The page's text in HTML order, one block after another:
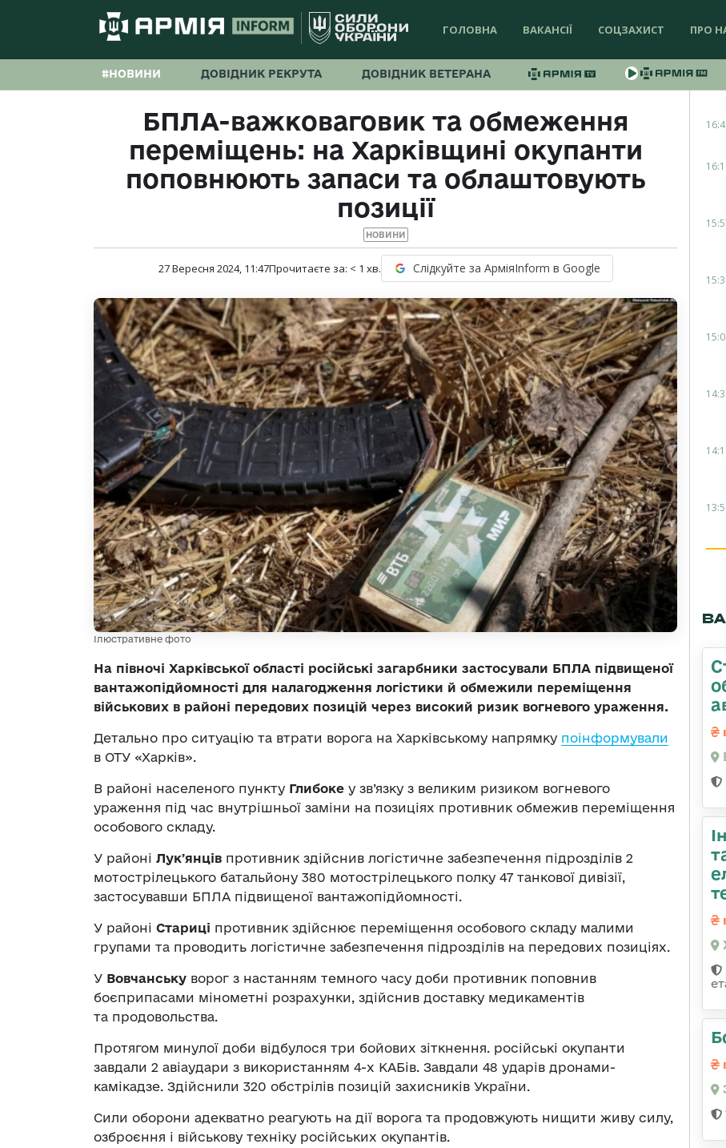
ГОЛОВНА ВАКАНСІЇ СОЦЗАХИСТ ПРО
#НОВИНИ ДОВІДНИК РЕКРУТА ДОВІДНИК ВЕТЕРАНА
БПЛА-важковаговик та обмеження
переміщень: на Харківщині окупанти
поповнюють запаси та облаштовують
позиції
НОВИНИ
27 Вересня 2024, 11:47Прочитаєте за: < 1 хв. Слідкуйте за АрміяInform в Google
Ілюстративне фото
На півночі Харківської області російські загарбники застосували БПЛА підвищеної
вантажопідйомності для налагодження логістики й обмежили переміщення
військових в районі передових позицій через високий ризик вогневого ураження.
Детально про ситуацію та втрати ворога на Харківському напрямку поінформували
в ОТУ «Харків».
В районі населеного пункту Глибоке у зв’язку з великим ризиком вогневого
ураження під час внутрішньої заміни на позиціях противник обмежив переміщення
особового складу.
У районі Лукʼянців противник здійснив логістичне забезпечення підрозділів 2
мотострілецького батальйону 380 мотострілецького полку 47 танкової дивізії,
застосувавши БПЛА підвищеної вантажопідйомності.
У районі Стариці противник здійснює переміщення особового складу малими
групами та проводить логістичне забезпечення підрозділів на передових позиціях.
У Вовчанську ворог з настанням темного часу доби противник поповнив
боєприпасами мінометні розрахунки, здійснив доставку медикаментів
та продовольства.
Протягом минулої доби відбулося три бойових зіткнення. російські окупанти
завдали 2 авіаудари з використанням 4-х КАБів. Завдали 48 ударів дронами-
камікадзе. Здійснили 320 обстрілів позицій захисників України.
Сили оборони адекватно реагують на дії ворога та продовжують нищити живу силу,
озброєння і військову техніку російських окупантів.